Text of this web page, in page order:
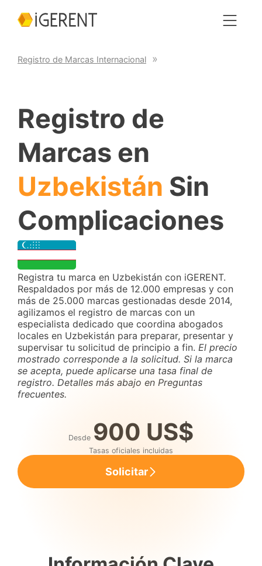
Registro de Marcas Internacional
Registro de
Marcas en
Uzbekistán Sin
Complicaciones
Registra tu marca en Uzbekistán con iGERENT.
Respaldados por más de 12.000 empresas y con
más de 25.000 marcas gestionadas desde 2014,
agilizamos el registro de marcas con un
especialista dedicado que coordina abogados
locales en Uzbekistán para preparar, presentar y
supervisar tu solicitud de principio a fin. El precio
mostrado corresponde a la solicitud. Si la marca
se acepta, puede aplicarse una tasa final de
registro. Detalles más abajo en Preguntas
frecuentes.
Desde 900 US$
Tasas oficiales incluidas
Solicitar